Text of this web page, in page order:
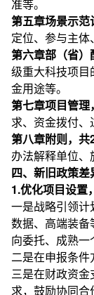
准等。
第五章场景示范
定位、参与主体
第六章部（省）
级重大科技项
金用途等。
第七章项目管理
求、资金拨付、
第八章附则，共
办法解释单位、
四、新旧政策差
1.优化项目设置
一是战略引领
数据、高端装备
向委托、成熟一
二是在申报条件
三是在财政资
求，鼓励协同